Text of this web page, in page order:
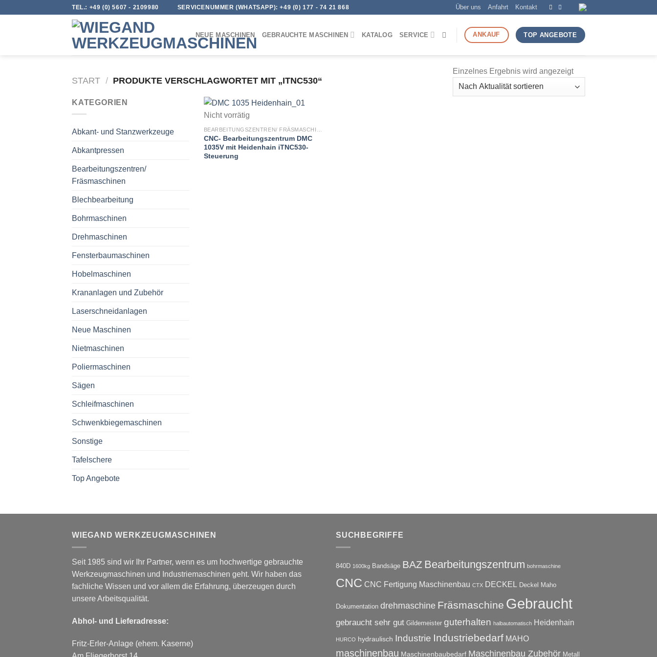
TEL.: +49 (0) 5607 - 2109980 SERVICENUMMER (WHATSAPP):+49 (0) 177 - 74 21 868 Über uns Anfahrt Kontakt
NEUE MASCHINEN GEBRAUCHTE MASCHINEN KATALOG SERVICE ANKAUF TOP ANGEBOTE
START / PRODUKTE VERSCHLAGWORTET MIT „ITNC530“
Einzelnes Ergebnis wird angezeigt
KATEGORIEN
Abkant- und Stanzwerkzeuge
Abkantpressen
Bearbeitungszentren/
Fräsmaschinen
Blechbearbeitung
Bohrmaschinen
Drehmaschinen
Fensterbaumaschinen
Hobelmaschinen
Krananlagen und Zubehör
Laserschneidanlagen
Neue Maschinen
Nietmaschinen
Poliermaschinen
Sägen
Schleifmaschinen
Schwenkbiegemaschinen
Sonstige
Tafelschere
Top Angebote
Nicht vorrätig
CNC- Bearbeitungszentrum DMC
1035V mit Heidenhain iTNC530-
Steuerung
WIEGAND WERKZEUGMASCHINEN
Seit 1985 sind wir Ihr Partner, wenn es um hochwertige gebrauchte
Werkzeugmaschinen und Industriemaschinen geht. Wir haben das
fachliche Wissen und vor allem die Erfahrung, überzeugen durch
unsere Arbeitsqualität.
Abhol- und Lieferadresse:
Fritz-Erler-Anlage (ehem. Kaserne)
SUCHBEGRIFFE
840D 1600kg Bandsäge BAZ Bearbeitungszentrum bohrmaschine
CNC CNC Fertigung Maschinenbau CTX DECKEL Deckel Maho
Dokumentation drehmaschine Fräsmaschine Gebraucht
gebraucht sehr gut Gildemeister guterhalten halbautomatisch Heidenhain
HURCO hydraulisch Industrie Industriebedarf MAHO
maschinenbau Maschinenbaubedarf Maschinenbau Zubehör Metall